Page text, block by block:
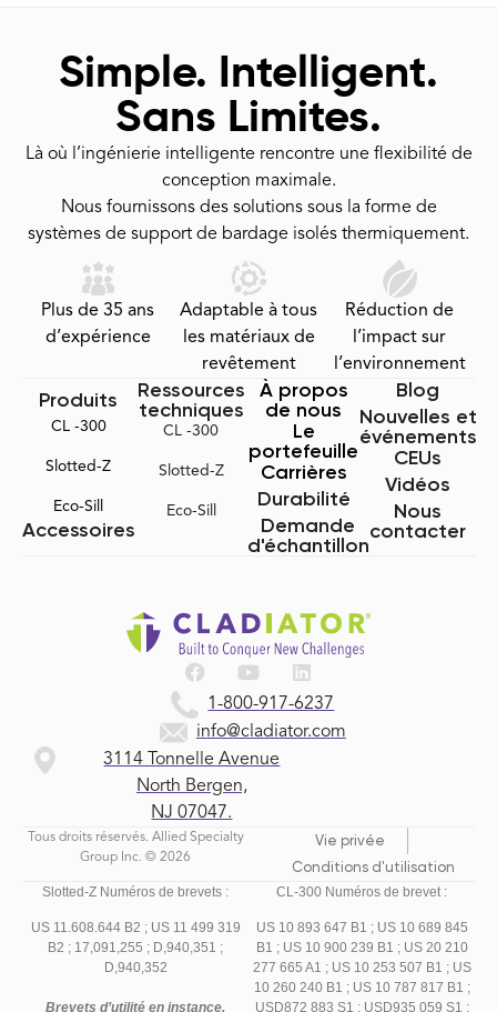
Simple. Intelligent.
Sans Limites.
Là où l’ingénierie intelligente rencontre une flexibilité de
conception maximale.
Nous fournissons des solutions sous la forme de
systèmes de support de bardage isolés thermiquement.
Plus de 35 ans
d’expérience
Adaptable à tous
les matériaux de
revêtement
Réduction de
l’impact sur
l’environnement
1-800-917-6237
info@cladiator.com
3114 Tonnelle Avenue
North Bergen,
NJ 07047.
Produits
CL -300
Slotted-Z
Eco-Sill
Accessoires
Ressources
techniques
CL -300
Slotted-Z
Eco-Sill
À propos
de nous
Le
portefeuille
Carrières
Durabilité
Demande
d'échantillon
Blog
Nouvelles et
événements
CEUs
Vidéos
Nous
contacter
Tous droits réservés. Allied Specialty
Group Inc. © 2026
Vie privée
Conditions d'utilisation
Slotted-Z Numéros de brevets :
US 11.608.644 B2 ; US 11 499 319
B2 ; 17,091,255 ; D,940,351 ;
D,940,352
Brevets d’utilité en instance,
CL-300 Numéros de brevet :
US 10 893 647 B1 ; US 10 689 845
B1 ; US 10 900 239 B1 ; US 20 210
277 665 A1 ; US 10 253 507 B1 ; US
10 260 240 B1 ; US 10 787 817 B1 ;
USD872 883 S1 ; USD935 059 S1 ;